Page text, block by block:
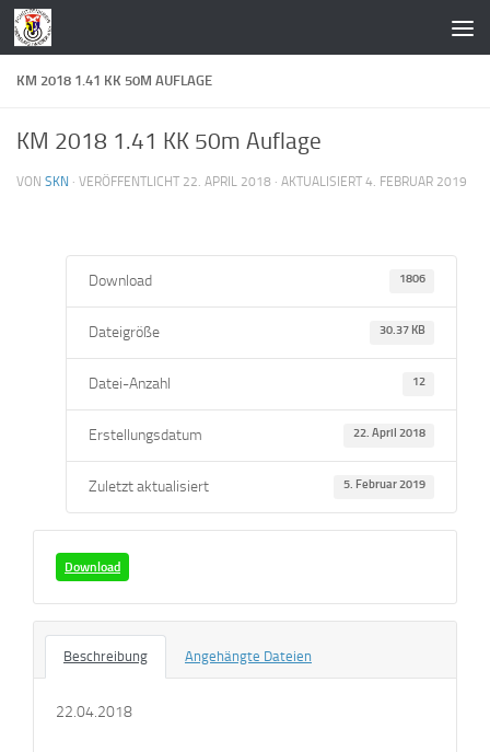
Zum Inhalt springen
KM 2018 1.41 KK 50M AUFLAGE
KM 2018 1.41 KK 50m Auflage
VON SKN · VERÖFFENTLICHT 22. APRIL 2018 · AKTUALISIERT 4. FEBRUAR 2019
Download 1806
Dateigröße 30.37 KB
Datei-Anzahl 12
Erstellungsdatum 22. April 2018
Zuletzt aktualisiert 5. Februar 2019
Download
Beschreibung Angehängte Dateien
22.04.2018